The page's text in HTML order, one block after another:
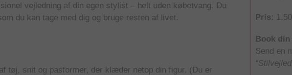
vejledning af din egen stylist – helt uden købetvang. Du
du kan tage med dig og bruge resten af livet.
tøj, snit og pasformer, der klæder netop din figur. (Du er
Pris:
Book
Send en